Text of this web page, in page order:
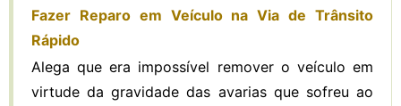
Fazer Reparo em Veículo na Via de Trânsito
Rápido
Alega que era impossível remover o veículo em
virtude da gravidade das avarias que sofreu ao